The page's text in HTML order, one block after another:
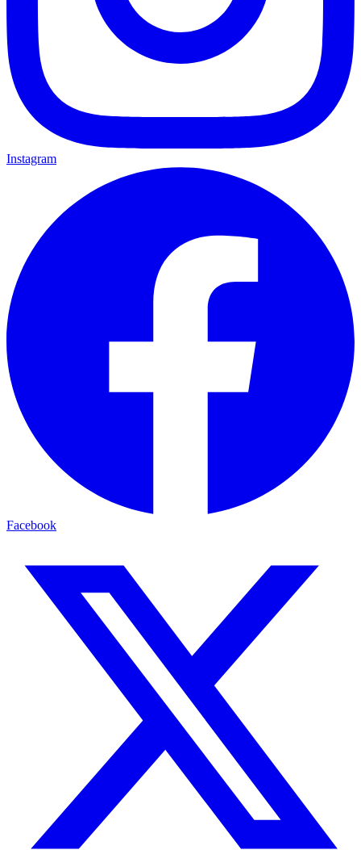
Instagram
Facebook